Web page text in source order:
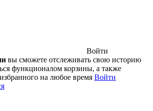
Войти
вы сможете отслеживать свою историю
функционалом корзины, а также
на любое время Войти